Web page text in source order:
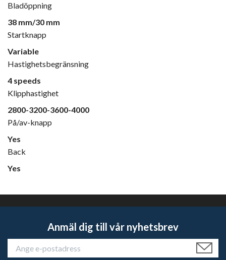
Bladöppning
38 mm/30 mm
Startknapp
Variable
Hastighetsbegränsning
4 speeds
Klipphastighet
2800-3200-3600-4000
På/av-knapp
Yes
Back
Yes
Anmäl dig till vår nyhetsbrev